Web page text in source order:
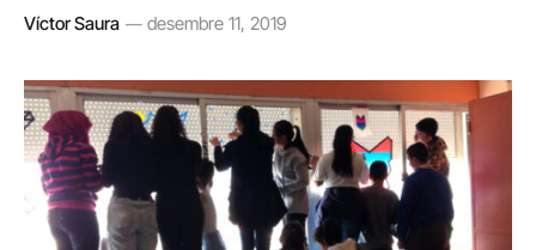
Víctor Saura desembre 11, 2019